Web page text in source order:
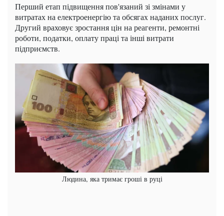
Перший етап підвищення пов'язаний зі змінами у
витратах на електроенергію та обсягах наданих послуг.
Другий враховує зростання цін на реагенти, ремонтні
роботи, податки, оплату праці та інші витрати
підприємств.
Людина, яка тримає гроші в руці